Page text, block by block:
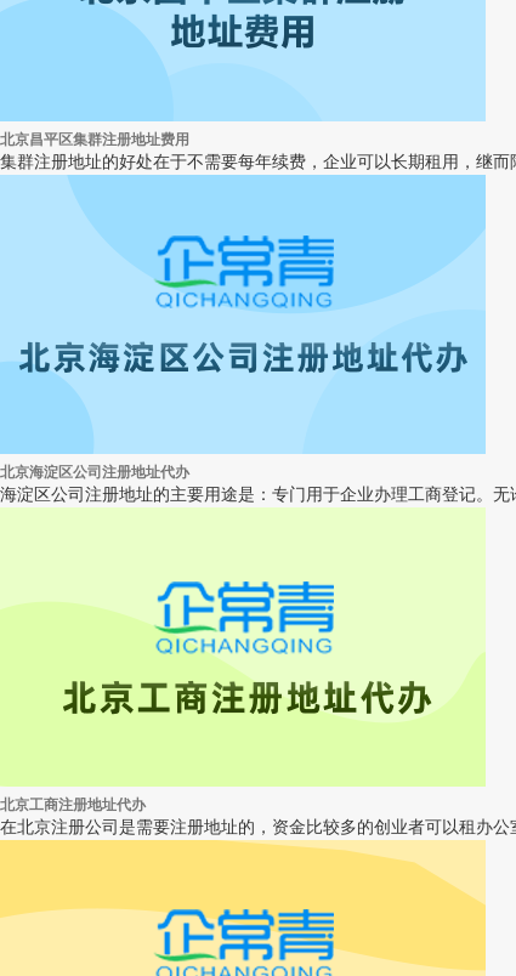
北京昌平区集群注册地址费用
集群注册地址的好处在于不需要每年续费，企业可以长期租用，继
北京海淀区公司注册地址代办
海淀区公司注册地址的主要用途是：专门用于企业办理工商登记。
北京工商注册地址代办
在北京注册公司是需要注册地址的，资金比较多的创业者可以租办